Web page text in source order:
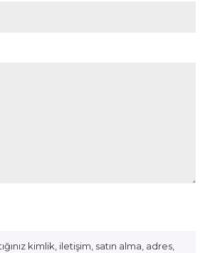
kimlik, iletişim, satın alma, adres,